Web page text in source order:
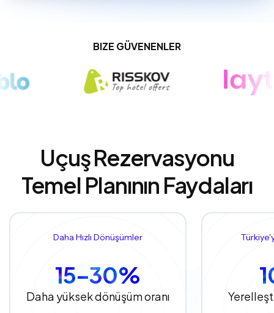
BIZE GÜVENENLER
Uçuş Rezervasyonu
Temel Planının Faydaları
Daha Hızlı Dönüşümler
15–30%
Daha yüksek dönüşüm oranı